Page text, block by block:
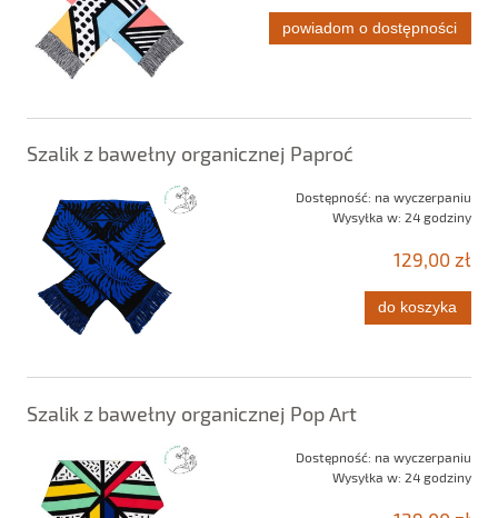
powiadom o dostępności
Szalik z bawełny organicznej Paproć
Dostępność: na wyczerpaniu
Wysyłka w: 24 godziny
129,00 zł
do koszyka
Szalik z bawełny organicznej Pop Art
Dostępność: na wyczerpaniu
Wysyłka w: 24 godziny